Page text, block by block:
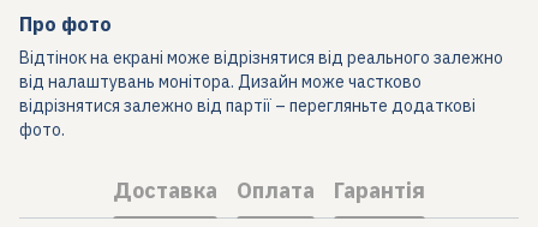
Про фото
Відтінок на екрані може відрізнятися від реального залежно
від налаштувань монітора. Дизайн може частково
відрізнятися залежно від партії – перегляньте додаткові
фото.
Доставка Оплата Гарантія